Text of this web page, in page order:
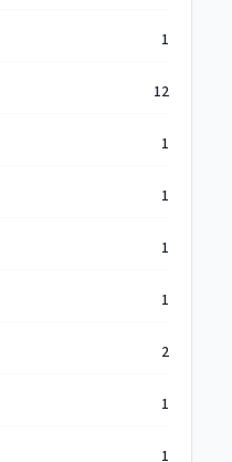
1
12
1
1
1
1
2
1
1